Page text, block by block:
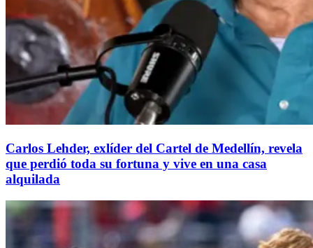
Carlos Lehder, exlíder del Cartel de Medellín, revela
que perdió toda su fortuna y vive en una casa
alquilada